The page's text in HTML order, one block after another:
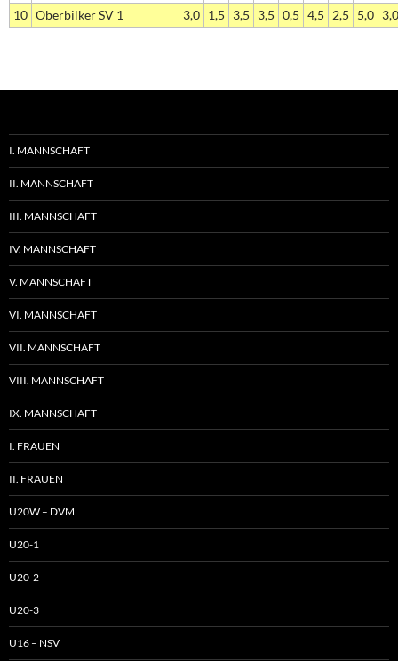
10 Oberbilker SV 1 3,0 1,5 3,5 3,5 0,5 4,5 2,5 5,0 3,0
I. MANNSCHAFT
II. MANNSCHAFT
III. MANNSCHAFT
IV. MANNSCHAFT
V. MANNSCHAFT
VI. MANNSCHAFT
VII. MANNSCHAFT
VIII. MANNSCHAFT
IX. MANNSCHAFT
I. FRAUEN
II. FRAUEN
U20W – DVM
U20-1
U20-2
U20-3
U16 – NSV